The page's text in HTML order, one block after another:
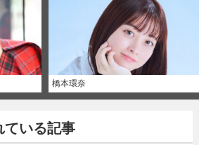
橋本環奈
ている記事